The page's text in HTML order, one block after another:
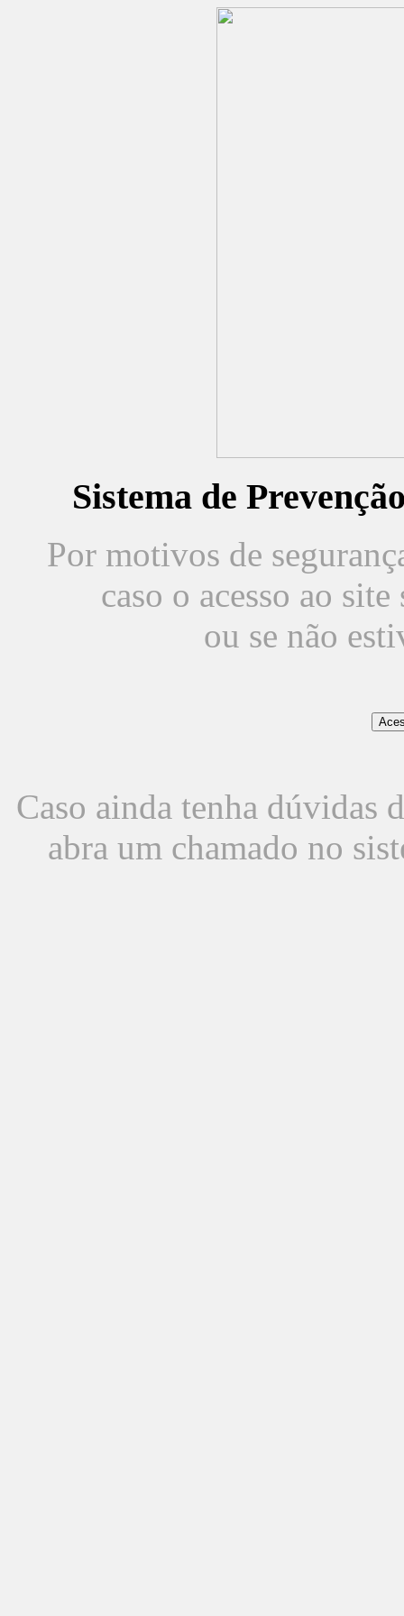
Sistema de
Por motivos de
caso o acesso ao
ou se não
Caso ainda tenha dúvidas
abra um chamado no